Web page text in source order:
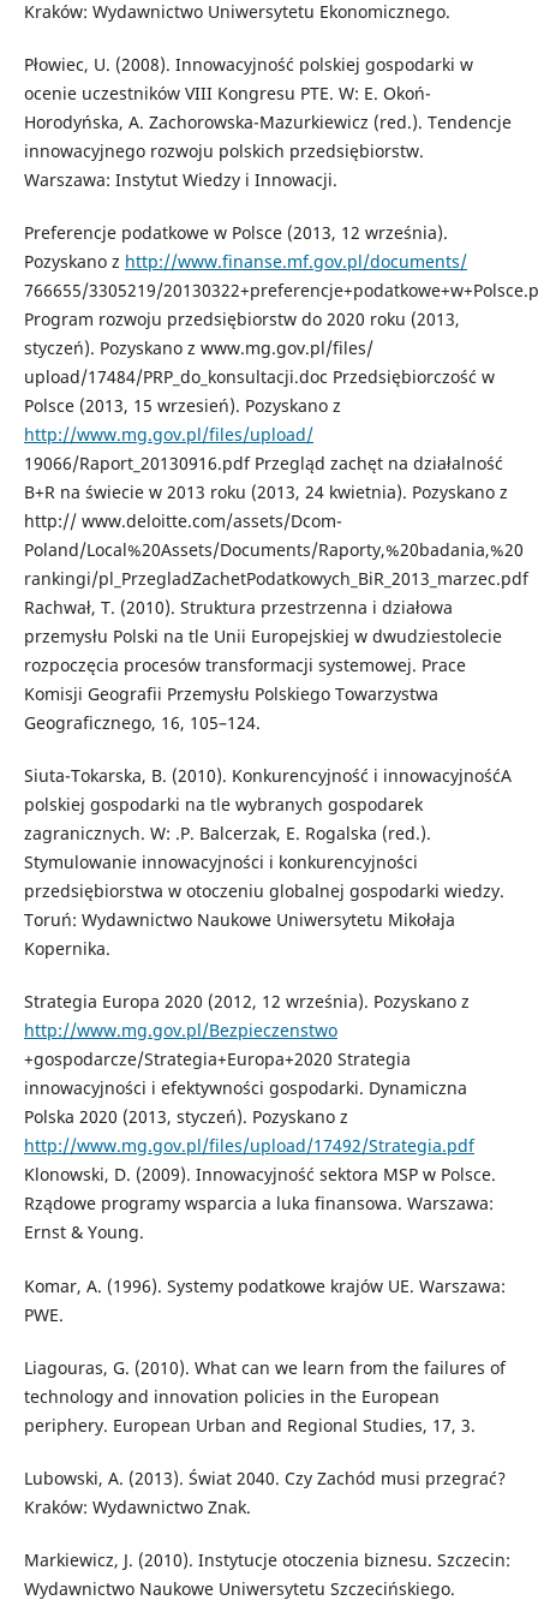
Kraków: Wydawnictwo Uniwersytetu Ekonomicznego.
Płowiec, U. (2008). Innowacyjność polskiej gospodarki w
ocenie uczestników VIII Kongresu PTE. W: E. Okoń-
Horodyńska, A. Zachorowska-Mazurkiewicz (red.). Tendencje
innowacyjnego rozwoju polskich przedsiębiorstw.
Warszawa: Instytut Wiedzy i Innowacji.
Preferencje podatkowe w Polsce (2013, 12 września).
Pozyskano z http://www.finanse.mf.gov.pl/documents/
766655/3305219/
Program rozwoju przedsiębiorstw do 2020 roku (2013,
styczeń). Pozyskano z www.mg.gov.pl/files/
upload/17484/PRP_do_konsultacji.doc Przedsiębiorczość w
Polsce (2013, 15 wrzesień). Pozyskano z
http://www.mg.gov.pl/files/upload/
19066/Raport_20130916.pdf Przegląd zachęt na działalność
B+R na świecie w 2013 roku (2013, 24 kwietnia). Pozyskano z
http:// www.deloitte.com/assets/Dcom-
Poland/Local%20Assets/Documents/Raporty,%20badania,%20
rankingi/pl_PrzegladZachetPodatkowych_BiR_2013_marzec.pdf
Rachwał, T. (2010). Struktura przestrzenna i działowa
przemysłu Polski na tle Unii Europejskiej w dwudziestolecie
rozpoczęcia procesów transformacji systemowej. Prace
Komisji Geografii Przemysłu Polskiego Towarzystwa
Geograficznego, 16, 105–124.
Siuta-Tokarska, B. (2010). Konkurencyjność i innowacyjnośćA
polskiej gospodarki na tle wybranych gospodarek
zagranicznych. W: .P. Balcerzak, E. Rogalska (red.).
Stymulowanie innowacyjności i konkurencyjności
przedsiębiorstwa w otoczeniu globalnej gospodarki wiedzy.
Toruń: Wydawnictwo Naukowe Uniwersytetu Mikołaja
Kopernika.
Strategia Europa 2020 (2012, 12 września). Pozyskano z
http://www.mg.gov.pl/Bezpieczenstwo
+gospodarcze/Strategia+Europa+2020 Strategia
innowacyjności i efektywności gospodarki. Dynamiczna
Polska 2020 (2013, styczeń). Pozyskano z
http://www.mg.gov.pl/files/upload/17492/Strategia.pdf
Klonowski, D. (2009). Innowacyjność sektora MSP w Polsce.
Rządowe programy wsparcia a luka finansowa. Warszawa:
Ernst & Young.
Komar, A. (1996). Systemy podatkowe krajów UE. Warszawa:
PWE.
Liagouras, G. (2010). What can we learn from the failures of
technology and innovation policies in the European
periphery. European Urban and Regional Studies, 17, 3.
Lubowski, A. (2013). Świat 2040. Czy Zachód musi przegrać?
Kraków: Wydawnictwo Znak.
Markiewicz, J. (2010). Instytucje otoczenia biznesu. Szczecin:
Wydawnictwo Naukowe Uniwersytetu Szczecińskiego.